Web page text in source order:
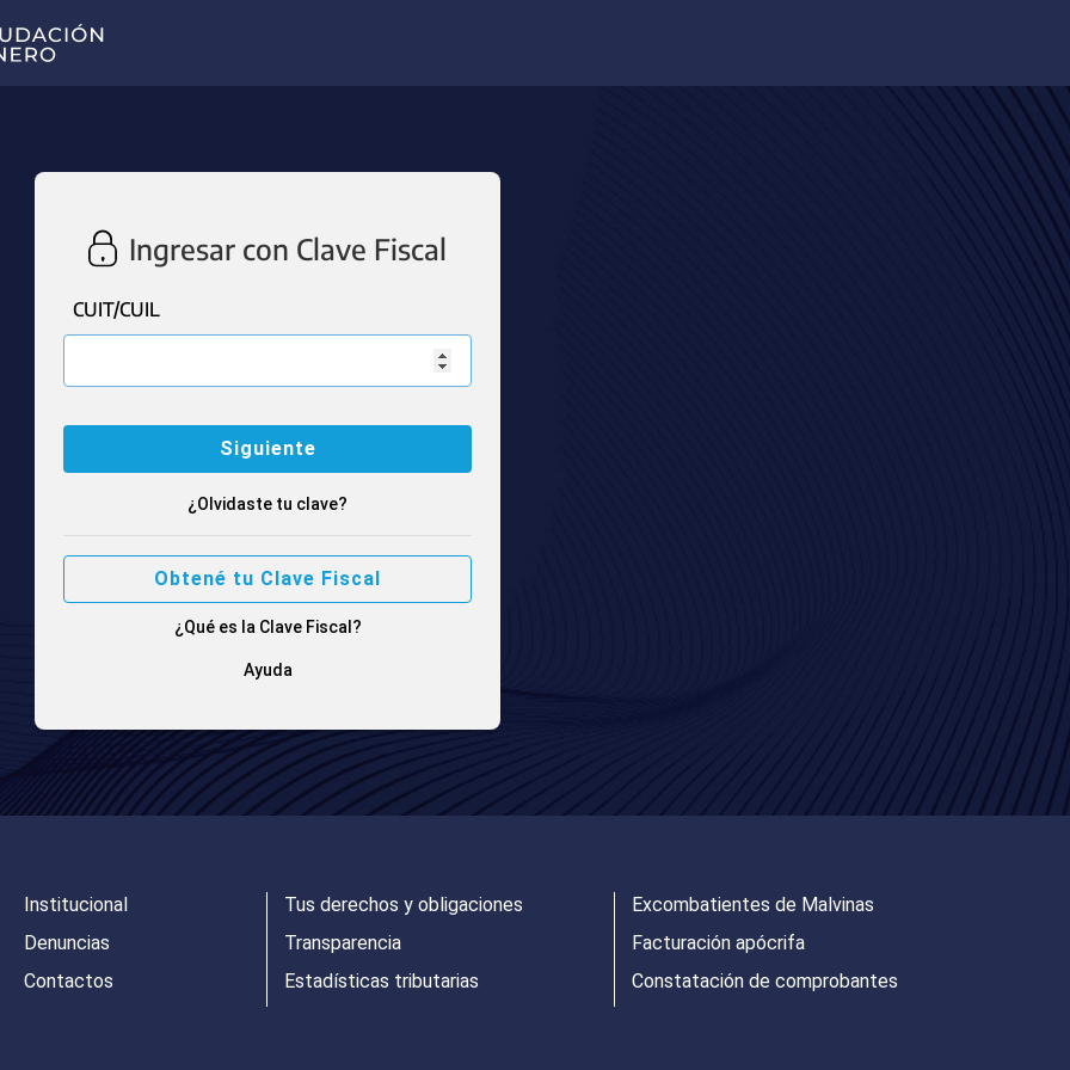
Ingresar con Clave Fiscal
CUIT/CUIL
¿Olvidaste tu clave?
Obtené tu Clave Fiscal
¿Qué es la Clave Fiscal?
Ayuda
Institucional
Denuncias
Contactos
Tus derechos y obligaciones
Transparencia
Estadísticas tributarias
Excombatientes de Malvinas
Facturación apócrifa
Constatación de comprobantes